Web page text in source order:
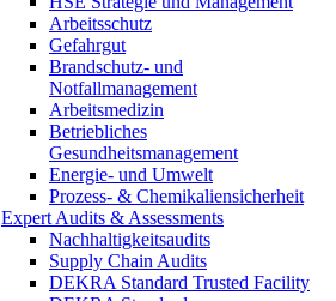
Arbeitsschutz
Gefahrgut
Brandschutz- und
Notfallmanagement
Arbeitsmedizin
Betriebliches
Gesundheitsmanagement
Energie- und Umwelt
Prozess- & Chemikaliensicherheit
Expert Audits & Assessments
Nachhaltigkeitsaudits
Supply Chain Audits
DEKRA Standard Trusted Facility